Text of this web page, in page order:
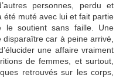
personnes, perdu et
été muté avec lui et fait partie
soutient sans faille. Une
disparaître car à peine arrivé,
une affaire vraiment
de femmes, et surtout,
retrouvés sur les corps,